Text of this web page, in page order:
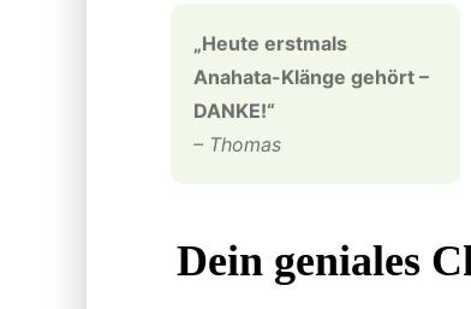
„Heute erstmals
Anahata-Klänge gehört –
DANKE!“
– Thomas
Dein geniales